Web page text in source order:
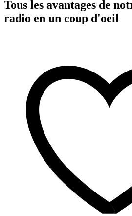
Tous les avantages de
radio en un coup d'oeil